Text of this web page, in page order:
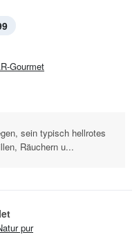
Gourmet
sein typisch hellrotes
Räuchern u...
pur